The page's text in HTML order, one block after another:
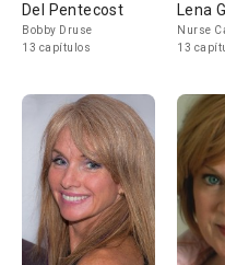
Del Pentecost
Bobby Druse
13 capítulos
Lena
Nurse
13